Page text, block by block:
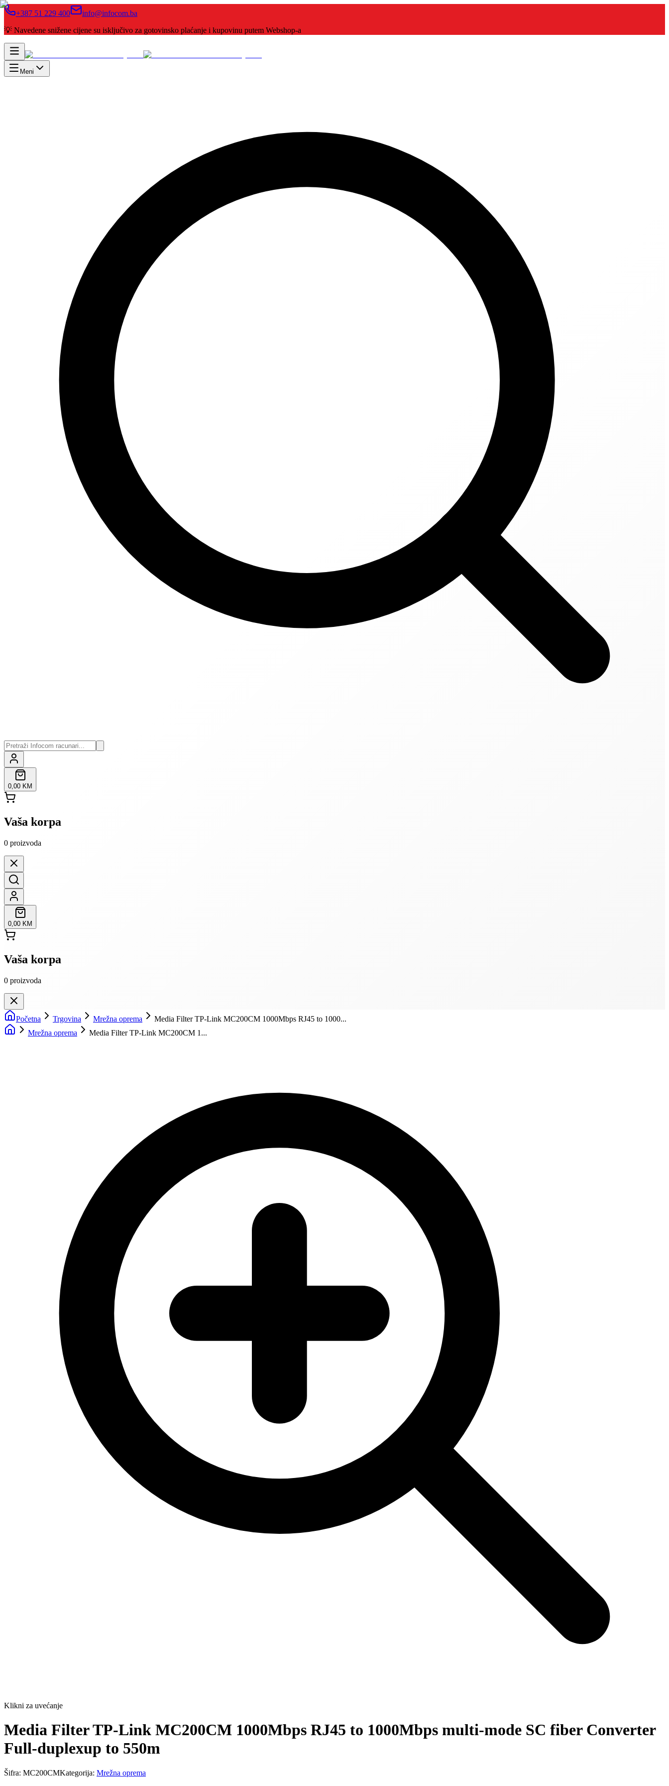
+387 51 229 400
info@infocom.ba
💡 Navedene snižene cijene su isključivo za gotovinsko plaćanje i kupovinu putem Webshop-a
Meni
0,00 KM
Vaša korpa
0 proizvoda
0,00 KM
Vaša korpa
0 proizvoda
Početna Trgovina Mrežna oprema
Media Filter TP-Link MC200CM 1000Mbps RJ45 to 1000...
Mrežna oprema
Media Filter TP-Link MC200CM 1...
Klikni za uvećanje
Media Filter TP-Link MC200CM 1000Mbps RJ45 to 1000Mbps multi-mode SC fiber Converter
Full-duplexup to 550m
Šifra: MC200CMKategorija: Mrežna oprema